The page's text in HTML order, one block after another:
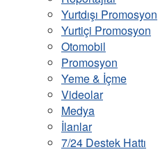
Yurtdışı Promosyon
Yurtiçi Promosyon
Otomobil
Promosyon
Yeme & İçme
Videolar
Medya
İlanlar
7/24 Destek Hattı